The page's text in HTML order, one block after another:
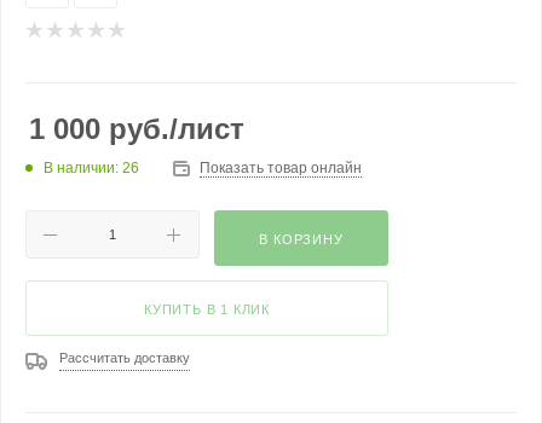
1 000 руб./лист
В наличии: 26 Показать товар онлайн
В КОРЗИНУ
КУПИТЬ В 1 КЛИК
Рассчитать доставку